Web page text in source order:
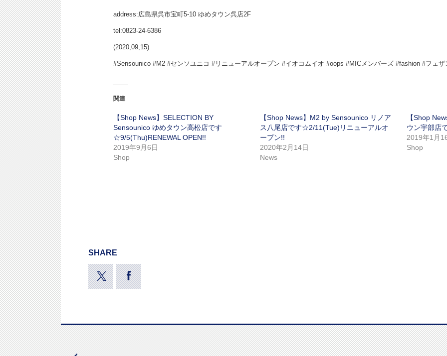
address:広島県呉市宝町5-10 ゆめタウン呉店2F
tel:0823-24-6386
(2020,09,15)
#Sensounico #M2 #センソユニコ #リニューアルオープン #イオコムイオ #oops #MICメンバーズ #fashion #フェザ
関連
【Shop News】SELECTION BY
Sensounico ゆめタウン高松店です
☆9/5(Thu)RENEWAL OPEN!!
2019年9月6日
Shop
【Shop News】M2 by Sensounico リノア
ス八尾店です☆2/11(Tue)リニューアルオ
ープン!!
2020年2月14日
News
【Shop
ウン宇部店
2019年1月
Shop
SHARE